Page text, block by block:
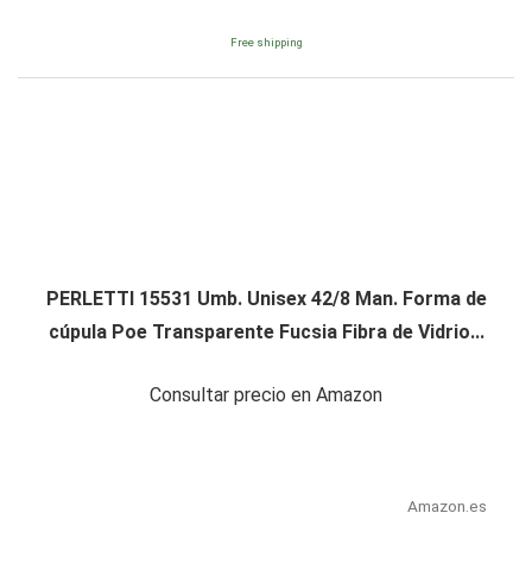
Free shipping
PERLETTI 15531 Umb. Unisex 42/8 Man. Forma de
cúpula Poe Transparente Fucsia Fibra de Vidrio...
Consultar precio en Amazon
Amazon.es